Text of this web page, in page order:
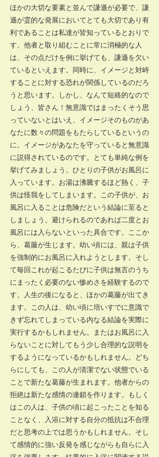
ほかの大切な要素と並んで謙遜が必要で、謙
遜が霊的な発展においてとても大切であり有
利であることは私達が皆知っているとおりで
す。他者と取り組むことに常に消極的な人
は、その点だけを例に挙げても、謙遜を欠い
ているといえます。同時に、イメージと対峙
することに対する恐れが関係しているのだろ
うと思います。しかし、なんて短絡的なので
しょう、皆さん！無意識ではまったくそう思
っていないとはいえ、イメージそのものがあ
なたに数々の問題をもたらしているというの
に。イメージがあなたを守っていると無意識
に説得されているのです。とても単純な例を
挙げてみましょう。ひとりの子供がお風呂に
入っています。お湯は沸騰するほど熱く、子
供は怪我をしてしまいます。この子供が、お
風呂に入ることは危険だという結論に至ると
しましょう。避けられるのであれば二度とお
風呂には入らないといった具合です。ここか
ら、葛藤が生じます。幼い頃には、親は子供
を強制的にお風呂に入れようとします。そし
て毎回これが起こるたびに子供は無言のうち
にまったく必要のない惨めさを経験するので
す。人生の後になると、ほかの葛藤が出てき
ます。この人は、幼い頃に培いすでに意識で
きず忘れてしまっている内なる結論を実際に
実行するかもしれません。またはお風呂に入
らないことに対してもう少し合理的な説明を
するようになっているかもしれません。どち
らにしても、この人が清潔でない状態でいる
ことで新たな葛藤が生まれます。他者からの
拒絶は新たな感情の連鎖を作ります。もしく
はこの人は、子供の頃に起こったことを知る
ことなく、入浴に対する自分の抵抗は不合理
だと思考の上では思うかもしれません。そし
て感情的に強い反発を感じながらも自らに入